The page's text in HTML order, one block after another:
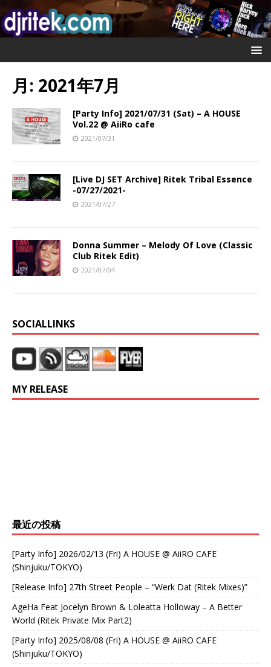
月: 2021年7月
[Party Info] 2021/07/31 (Sat) – A HOUSE
Vol.22 @ AiiRo cafe
2021/07/31
[Live DJ SET Archive] Ritek Tribal Essence
-07/27/2021-
2021/07/27
Donna Summer – Melody Of Love (Classic
Club Ritek Edit)
2021/07/04
SOCIALLINKS
MY RELEASE
最近の投稿
[Party Info] 2026/02/13 (Fri) A HOUSE @ AiiRO CAFE
(Shinjuku/TOKYO)
[Release Info] 27th Street People – “Werk Dat (Ritek Mixes)”
AgeHa Feat Jocelyn Brown & Loleatta Holloway – A Better
World (Ritek Private Mix Part2)
[Party Info] 2025/08/08 (Fri) A HOUSE @ AiiRO CAFE
(Shinjuku/TOKYO)